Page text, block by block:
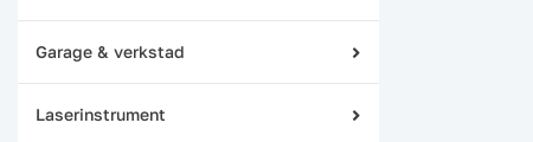
Garage & verkstad
Laserinstrument